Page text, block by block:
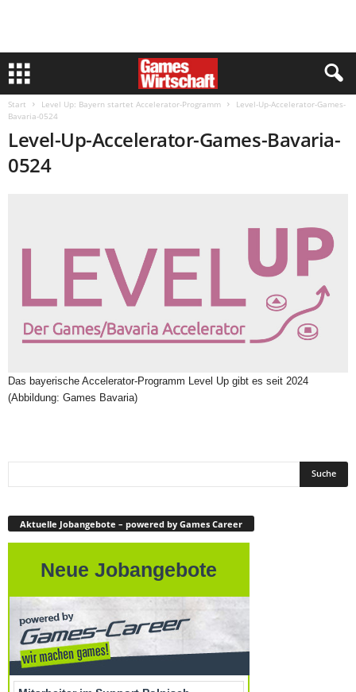
Start Level Up: Bayern startet Accelerator-Programm
Level-Up-Accelerator-Games-
Bavaria-0524
Level-Up-Accelerator-Games-Bavaria-
0524
Das bayerische Accelerator-Programm Level Up gibt es seit 2024
(Abbildung: Games Bavaria)
Aktuelle Jobangebote – powered by Games Career